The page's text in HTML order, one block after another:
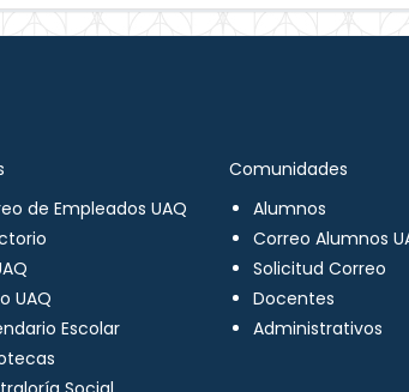
de Empleados UAQ
UAQ
Escolar
Comunidades
Alumnos
Correo Alumnos
Solicitud Correo
Docentes
Administrativos